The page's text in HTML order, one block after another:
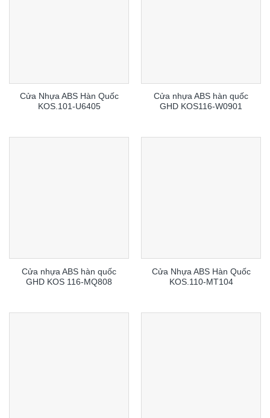
Cửa Nhựa ABS Hàn Quốc
KOS.101-U6405
Cửa nhựa ABS hàn quốc
GHD KOS116-W0901
Cửa nhựa ABS hàn quốc
GHD KOS 116-MQ808
Cửa Nhựa ABS Hàn Quốc
KOS.110-MT104